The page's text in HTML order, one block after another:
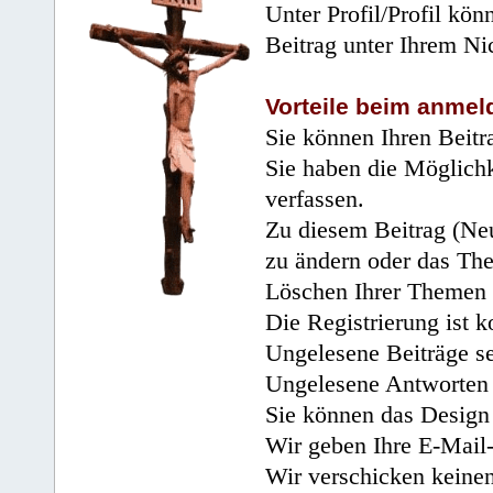
Unter Profil/Profil
Beitrag unter Ihrem
Vorteile beim
Sie können Ihren
Sie haben die
verfassen.
Zu diesem Beitrag
zu ändern oder das
Löschen Ihrer
Die Registrierung ist
Ungelesene Beiträge
Ungelesene
Sie können das
Wir geben Ihre E-
Wir verschicken